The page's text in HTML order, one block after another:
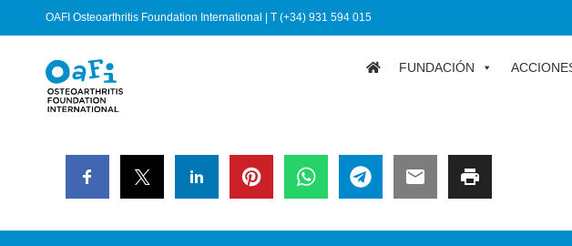
OAFI Osteoarthritis Foundation International | T (+34) 931 594 015
FUNDACIÓN